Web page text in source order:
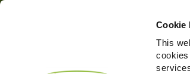
Cookie
This